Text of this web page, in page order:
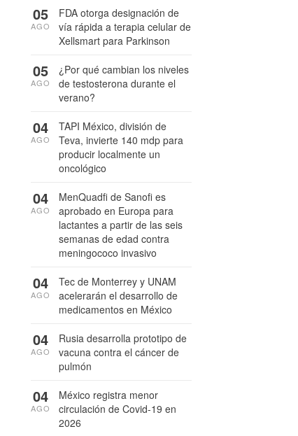
FDA otorga designación de
vía rápida a terapia celular de
Xellsmart para Parkinson
05
AGO
¿Por qué cambian los niveles
de testosterona durante el
verano?
05
AGO
TAPI México, división de
Teva, invierte 140 mdp para
producir localmente un
oncológico
04
AGO
MenQuadfi de Sanofi es
aprobado en Europa para
lactantes a partir de las seis
semanas de edad contra
meningococo invasivo
04
AGO
Tec de Monterrey y UNAM
acelerarán el desarrollo de
medicamentos en México
04
AGO
Rusia desarrolla prototipo de
vacuna contra el cáncer de
pulmón
04
AGO
México registra menor
circulación de Covid-19 en
2026
04
AGO